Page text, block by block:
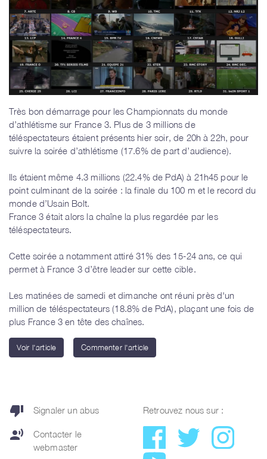
Très bon démarrage pour les Championnats du monde
d’athlétisme sur France 3. Plus de 3 millions de
téléspectateurs étaient présents hier soir, de 20h à 22h, pour
suivre la soirée d’athlétisme (17.6% de part d’audience).
Ils étaient même 4.3 millions (22.4% de PdA) à 21h45 pour le
point culminant de la soirée : la finale du 100 m et le record du
monde d’Usain Bolt.
France 3 était alors la chaîne la plus regardée par les
téléspectateurs.
Cette soirée a notamment attiré 31% des 15-24 ans, ce qui
permet à France 3 d’être leader sur cette cible.
Les matinées de samedi et dimanche ont réuni près d'un
million de téléspectateurs (18.8% de PdA), plaçant une fois de
plus France 3 en tête des chaînes.
Voir l'article Commenter l'article
thumb_down Signaler un abus
record_voice_over
Contacter le
webmaster
Retrouvez nous sur :